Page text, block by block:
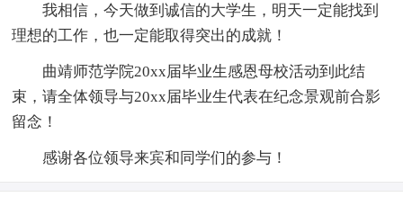
我相信，今天做到诚信的大学生，明天一定能找到
理想的工作，也一定能取得突出的成就！
曲靖师范学院20xx届毕业生感恩母校活动到此结
束，请全体领导与20xx届毕业生代表在纪念景观前合影
留念！
感谢各位领导来宾和同学们的参与！